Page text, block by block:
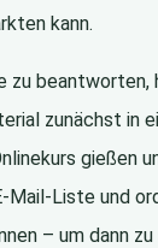
kann.
zu beantworten,
zunächst in
gießen
Mail-Liste und
– um dann